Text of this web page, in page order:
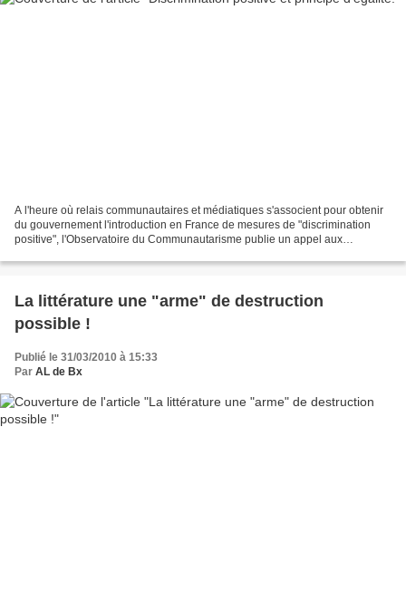
A l'heure où relais communautaires et médiatiques s'associent pour obtenir
du gouvernement l'introduction en France de mesures de "discrimination
positive", l'Observatoire du Communautarisme publie un appel aux
La littérature une "arme" de destruction
possible !
Publié le 31/03/2010 à 15:33
Par AL de Bx